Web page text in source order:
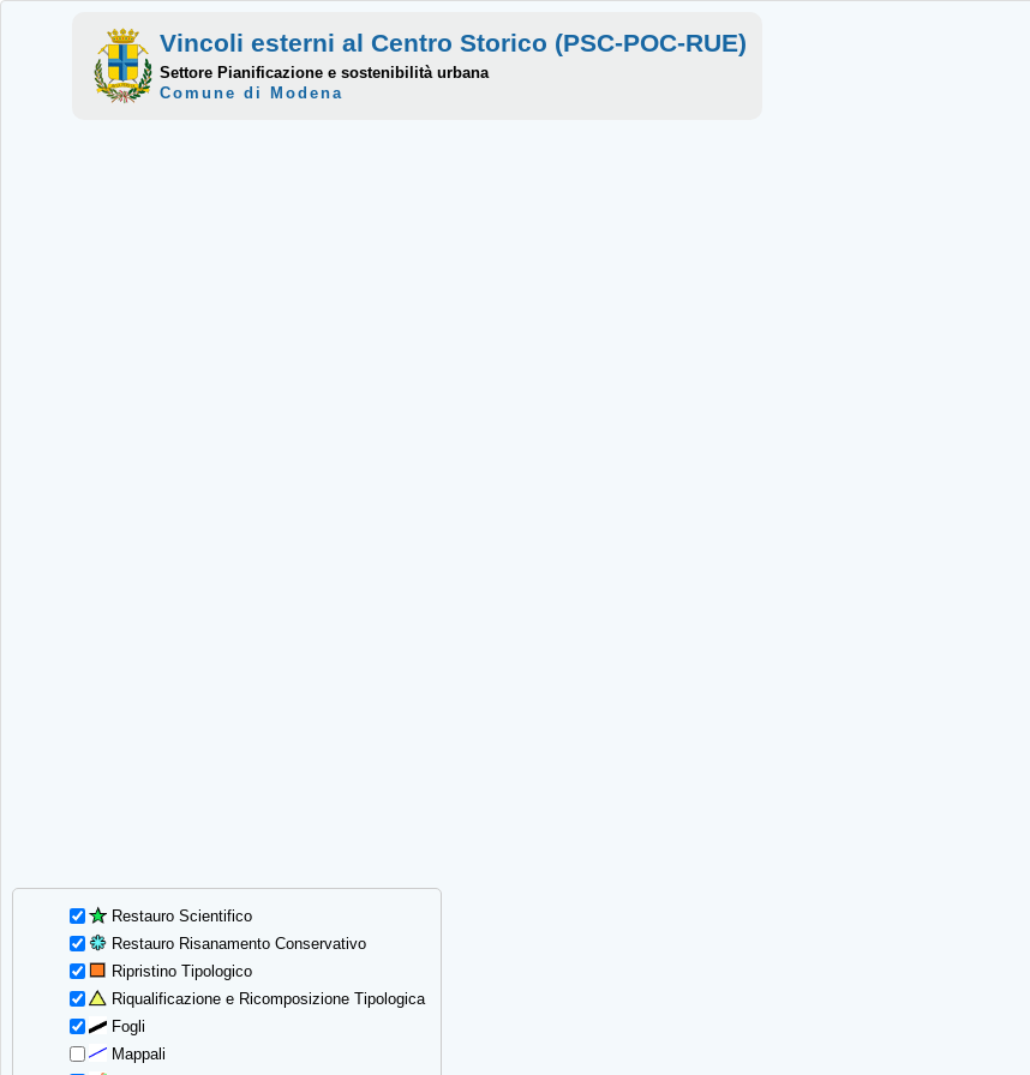
Restauro Scientifico
Restauro Risanamento Conservativo
Ripristino Tipologico
Riqualificazione e Ricomposizione Tipologica
Fogli
Mappali
Vincoli esterni al Centro Storico (PSC-POC-RUE)
Settore Pianificazione e sostenibilità urbana
Comune di Modena